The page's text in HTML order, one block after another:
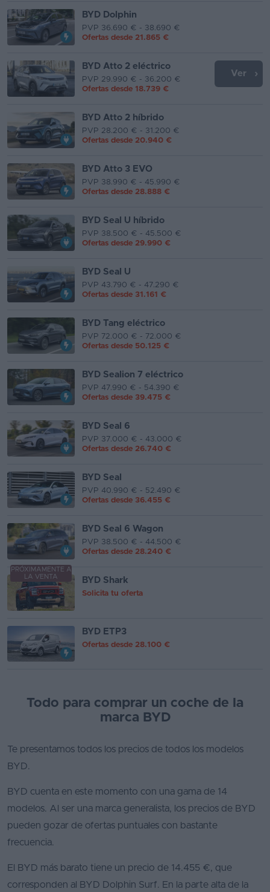
opiniones
Guías
de
compra
Comparador
Favoritos
Concesionarios
Vender
coche
Blog
Ventas
de
2026
BYD Dolphin
PVP 36.690 € - 38.690 €
Ofertas desde 21.865 €
BYD Atto 2 eléctrico
PVP 29.990 € - 36.200 €
Ofertas desde 18.739 €
Ver
BYD Atto 2 híbrido
PVP 28.200 € - 31.200 €
Ofertas desde 20.940 €
BYD Atto 3 EVO
PVP 38.990 € - 45.990 €
Ofertas desde 28.888 €
BYD Seal U híbrido
PVP 38.500 € - 45.500 €
Ofertas desde 29.990 €
BYD Seal U
PVP 43.790 € - 47.290 €
Ofertas desde 31.161 €
BYD Tang eléctrico
PVP 72.000 € - 72.000 €
Ofertas desde 50.125 €
BYD Sealion 7 eléctrico
PVP 47.990 € - 54.390 €
Ofertas desde 39.475 €
BYD Seal 6
PVP 37.000 € - 43.000 €
Ofertas desde 26.740 €
BYD Seal
PVP 40.990 € - 52.490 €
Ofertas desde 36.455 €
BYD Seal 6 Wagon
PVP 38.500 € - 44.500 €
Ofertas desde 28.240 €
PRÓXIMAMENTE A
LA VENTA
BYD Shark
Solicita tu oferta
BYD ETP3
Ofertas desde 28.100 €
Todo para comprar un coche de la
marca BYD
Te presentamos todos los precios de todos los modelos
BYD.
BYD cuenta en este momento con una gama de 14
modelos. Al ser una marca generalista, los precios de BYD
pueden gozar de ofertas puntuales con bastante
frecuencia.
El BYD más barato tiene un precio de 14.455 €, que
corresponden al BYD Dolphin Surf. En la parte alta de la